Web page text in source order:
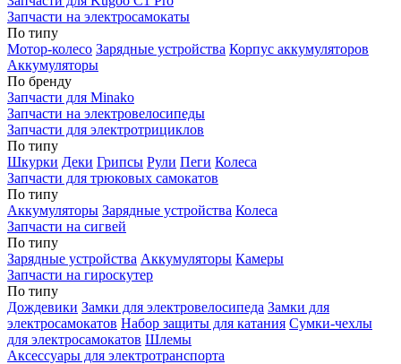
Запчасти на электросамокаты
По типу
Мотор-колесо Зарядные устройства Корпус аккумуляторов
Аккумуляторы
По бренду
Запчасти для Minako
Запчасти на электровелосипеды
Запчасти для электротрициклов
По типу
Шкурки Деки Грипсы Рули Пеги Колеса
Запчасти для трюковых самокатов
По типу
Аккумуляторы Зарядные устройства Колеса
Запчасти на сигвей
По типу
Зарядные устройства Аккумуляторы Камеры
Запчасти на гироскутер
По типу
Дождевики Замки для электровелосипеда Замки для
электросамокатов Набор защиты для катания Сумки-чехлы
для электросамокатов Шлемы
Аксессуары для электротранспорта